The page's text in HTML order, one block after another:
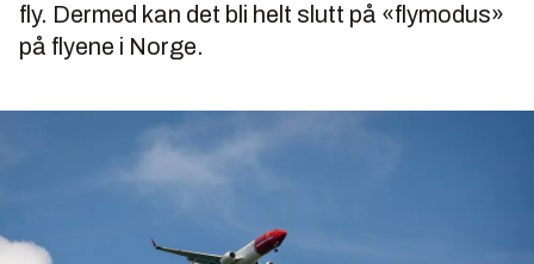
fly. Dermed kan det bli helt slutt på «flymodus»
på flyene i Norge.